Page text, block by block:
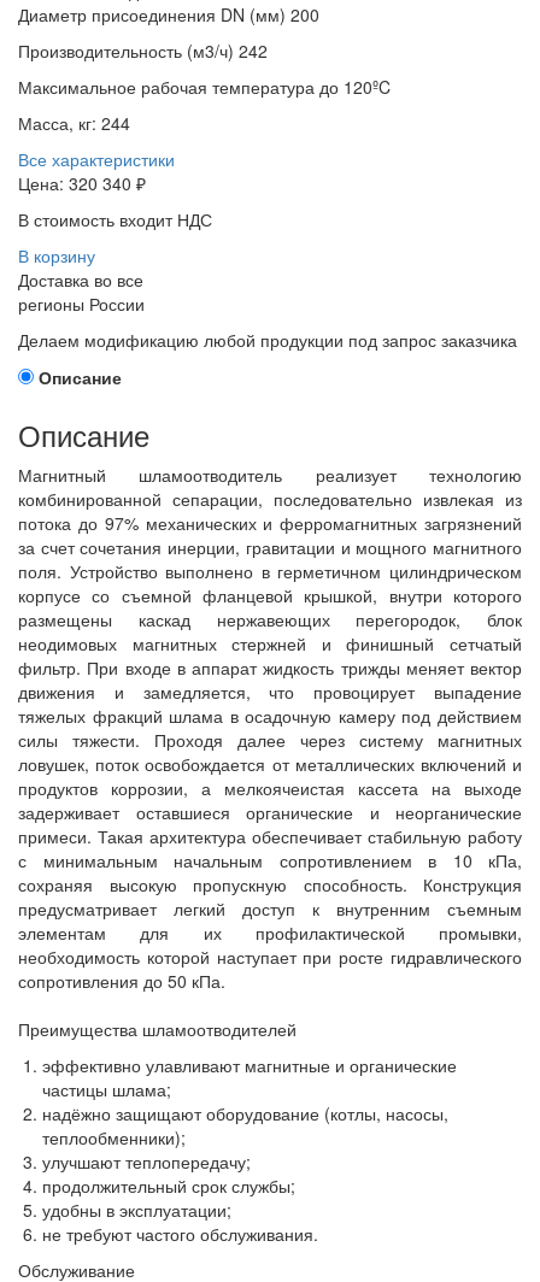
Диаметр присоединения DN (мм) 200
Производительность (м3/ч) 242
Максимальное рабочая температура до 120ºC
Масса, кг: 244
Все характеристики
Цена: 320 340 ₽
В стоимость входит НДС
В корзину
Доставка во все
регионы России
Делаем модификацию любой продукции под запрос заказчика
Описание
Описание
Магнитный шламоотводитель реализует технологию
комбинированной сепарации, последовательно извлекая из
потока до 97% механических и ферромагнитных загрязнений
за счет сочетания инерции, гравитации и мощного магнитного
поля. Устройство выполнено в герметичном цилиндрическом
корпусе со съемной фланцевой крышкой, внутри которого
размещены каскад нержавеющих перегородок, блок
неодимовых магнитных стержней и финишный сетчатый
фильтр. При входе в аппарат жидкость трижды меняет вектор
движения и замедляется, что провоцирует выпадение
тяжелых фракций шлама в осадочную камеру под действием
силы тяжести. Проходя далее через систему магнитных
ловушек, поток освобождается от металлических включений и
продуктов коррозии, а мелкоячеистая кассета на выходе
задерживает оставшиеся органические и неорганические
примеси. Такая архитектура обеспечивает стабильную работу
с минимальным начальным сопротивлением в 10 кПа,
сохраняя высокую пропускную способность. Конструкция
предусматривает легкий доступ к внутренним съемным
элементам для их профилактической промывки,
необходимость которой наступает при росте гидравлического
сопротивления до 50 кПа.
Преимущества шламоотводителей
эффективно улавливают магнитные и органические
частицы шлама;
надёжно защищают оборудование (котлы, насосы,
теплообменники);
улучшают теплопередачу;
продолжительный срок службы;
удобны в эксплуатации;
не требуют частого обслуживания.
Обслуживание